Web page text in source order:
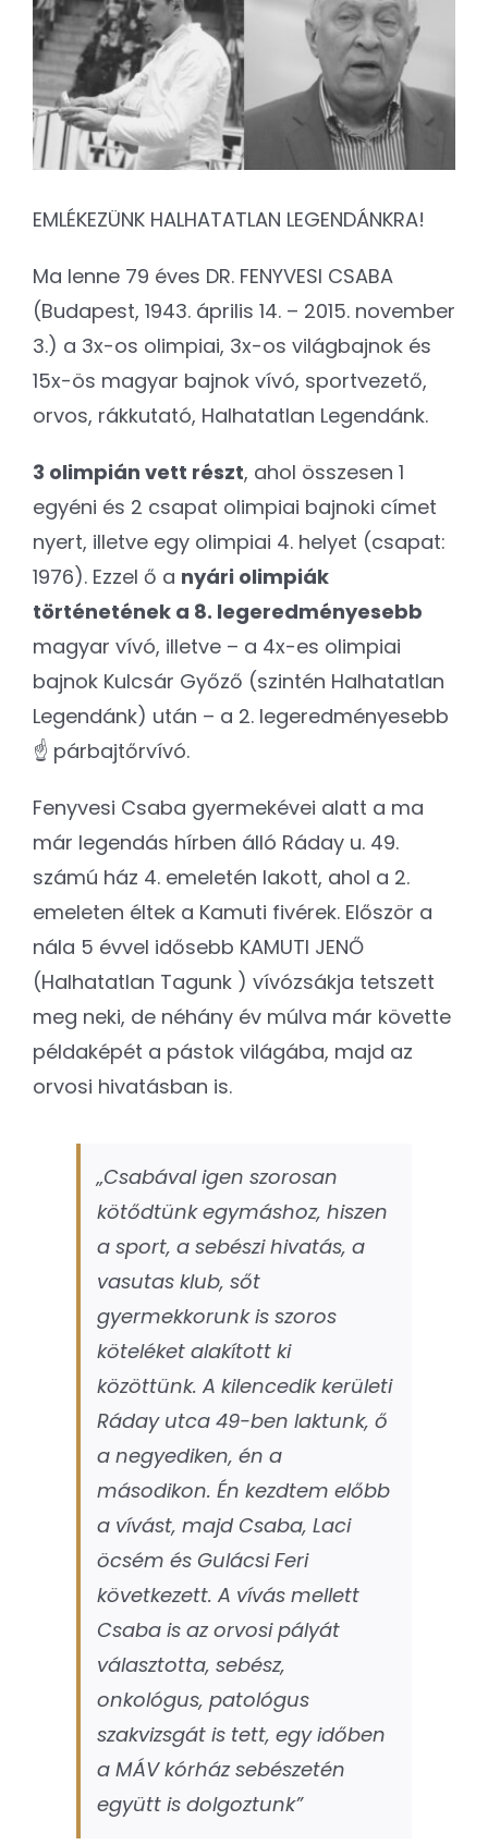
Kapcsolat
SEARCH
FOR:
Image
EMLÉKEZÜNK HALHATATLAN LEGENDÁNKRA!
Ma lenne 79 éves DR. FENYVESI CSABA
(Budapest, 1943. április 14. – 2015. november
3.) a 3x-os olimpiai, 3x-os világbajnok és
15x-ös magyar bajnok vívó, sportvezető,
orvos, rákkutató, Halhatatlan Legendánk.
3 olimpián vett részt, ahol összesen 1
egyéni és 2 csapat olimpiai bajnoki címet
nyert, illetve egy olimpiai 4. helyet (csapat:
1976). Ezzel ő a nyári olimpiák
történetének a 8. legeredményesebb
magyar vívó, illetve – a 4x-es olimpiai
bajnok Kulcsár Győző (szintén Halhatatlan
Legendánk) után – a 2. legeredményesebb
☝ párbajtőrvívó.
Fenyvesi Csaba gyermekévei alatt a ma
már legendás hírben álló Ráday u. 49.
számú ház 4. emeletén lakott, ahol a 2.
emeleten éltek a Kamuti fivérek. Először a
nála 5 évvel idősebb KAMUTI JENŐ
(Halhatatlan Tagunk ) vívózsákja tetszett
meg neki, de néhány év múlva már követte
példaképét a pástok világába, majd az
orvosi hivatásban is.
„Csabával igen szorosan
kötődtünk egymáshoz, hiszen
a sport, a sebészi hivatás, a
vasutas klub, sőt
gyermekkorunk is szoros
köteléket alakított ki
közöttünk. A kilencedik kerületi
Ráday utca 49-ben laktunk, ő
a negyediken, én a
másodikon. Én kezdtem előbb
a vívást, majd Csaba, Laci
öcsém és Gulácsi Feri
következett. A vívás mellett
Csaba is az orvosi pályát
választotta, sebész,
onkológus, patológus
szakvizsgát is tett, egy időben
a MÁV kórház sebészetén
együtt is dolgoztunk”